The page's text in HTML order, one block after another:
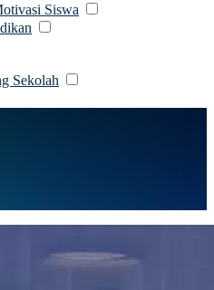
Siswa
Sekolah